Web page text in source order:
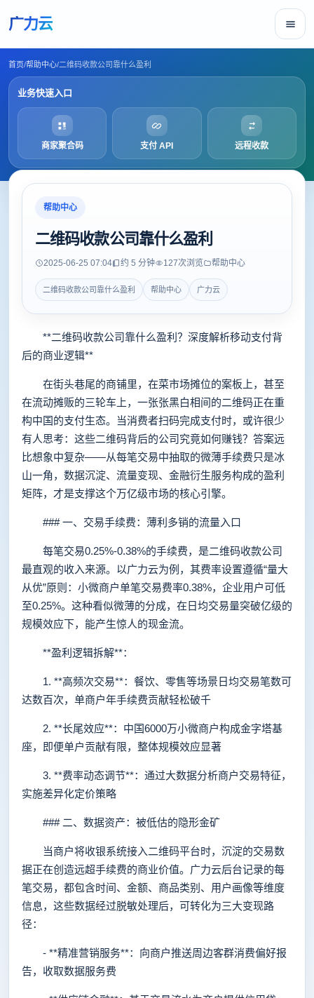
广力云
首页/帮助中心/二维码收款公司靠什么盈利
业务快速入口
商家聚合码 支付 API 远程收款
帮助中心
二维码收款公司靠什么盈利
2025-06-25 07:04 约 5 分钟 127次浏览 帮助中心
二维码收款公司靠什么盈利 帮助中心 广力云
**二维码收款公司靠什么盈利？深度解析移动支付背
后的商业逻辑**
在街头巷尾的商铺里，在菜市场摊位的案板上，甚至
在流动摊贩的三轮车上，一张张黑白相间的二维码正在重
构中国的支付生态。当消费者扫码完成支付时，或许很少
有人思考：这些二维码背后的公司究竟如何赚钱？答案远
比想象中复杂——从每笔交易中抽取的微薄手续费只是冰
山一角，数据沉淀、流量变现、金融衍生服务构成的盈利
矩阵，才是支撑这个万亿级市场的核心引擎。
### 一、交易手续费：薄利多销的流量入口
每笔交易0.25%-0.38%的手续费，是二维码收款公司
最直观的收入来源。以广力云为例，其费率设置遵循“量大
从优”原则：小微商户单笔交易费率0.38%，企业用户可低
至0.25%。这种看似微薄的分成，在日均交易量突破亿级的
规模效应下，能产生惊人的现金流。
**盈利逻辑拆解**：
1. **高频次交易**：餐饮、零售等场景日均交易笔数可
达数百次，单商户年手续费贡献轻松破千
2. **长尾效应**：中国6000万小微商户构成金字塔基
座，即便单户贡献有限，整体规模效应显著
3. **费率动态调节**：通过大数据分析商户交易特征，
实施差异化定价策略
### 二、数据资产：被低估的隐形金矿
当商户将收银系统接入二维码平台时，沉淀的交易数
据正在创造远超手续费的商业价值。广力云后台记录的每
笔交易，都包含时间、金额、商品类别、用户画像等维度
信息，这些数据经过脱敏处理后，可转化为三大变现路
径：
- **精准营销服务**：向商户推送周边客群消费偏好报
告，收取数据服务费